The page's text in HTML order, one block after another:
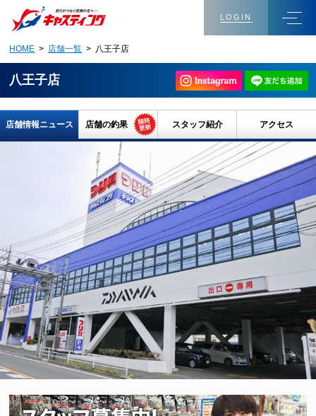
LOGIN
HOME > 店舗一覧 > 八王子店
八王子店
店舗情報ニュース 店舗の釣果 スタッフ紹介 アクセス